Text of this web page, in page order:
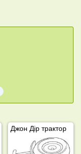
Джон Дір трактор